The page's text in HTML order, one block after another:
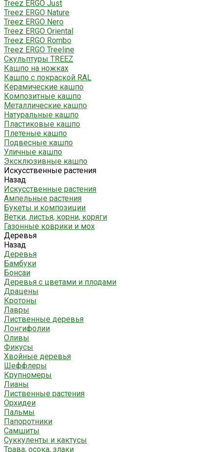
Treez ERGO Just
Treez ERGO Nature
Treez ERGO Nero
Treez ERGO Oriental
Treez ERGO Rombo
Treez ERGO Treeline
Скульптуры TREEZ
Кашпо на ножках
Кашпо с покраской RAL
Керамические кашпо
Композитные кашпо
Металлические кашпо
Натуральные кашпо
Пластиковые кашпо
Плетеные кашпо
Подвесные кашпо
Уличные кашпо
Эксклюзивные кашпо
Искусственные растения
Назад
Искусственные растения
Ампельные растения
Букеты и композиции
Ветки, листья, корни, коряги
Газонные коврики и мох
Деревья
Назад
Деревья
Бамбуки
Бонсаи
Деревья с цветами и плодами
Драцены
Кротоны
Лавры
Лиственные деревья
Лонгифолии
Оливы
Фикусы
Хвойные деревья
Шеффлеры
Крупномеры
Лианы
Лиственные растения
Орхидеи
Пальмы
Папоротники
Самшиты
Суккуленты и кактусы
Трава, осока, злаки